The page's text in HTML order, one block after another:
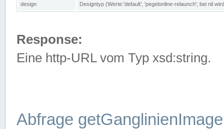
design Designtyp (Werte:'default', 'pegelonline-relaunch'; bei nil
Response:
Eine http-URL vom Typ xsd:string.
Abfrage getGanglinienImage